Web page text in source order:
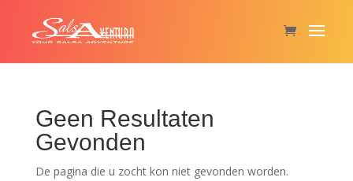
Geen Resultaten
Gevonden
De pagina die u zocht kon niet gevonden worden.